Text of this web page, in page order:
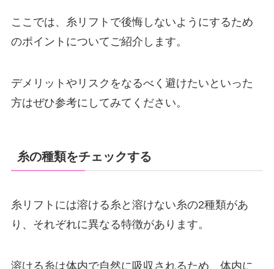
ここでは、糸リフトで後悔しないようにするため
のポイントについてご紹介します。
デメリットやリスクをなるべく避けたいといった
方はぜひ参考にしてみてください。
糸の種類をチェックする
糸リフトには溶ける糸と溶けない糸の2種類があ
り、それぞれに異なる特徴があります。
溶ける糸は体内で自然に吸収されるため、体内に